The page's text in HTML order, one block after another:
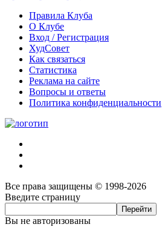
Правила Клуба
О Клубе
Вход / Регистрация
ХудСовет
Как связаться
Статистика
Реклама на сайте
Вопросы и ответы
Политика конфиденциальности
Все права защищены © 1998-2026
Введите страницу
Вы не авторизованы